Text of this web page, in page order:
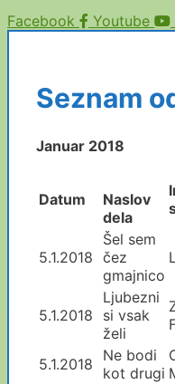
Facebook
Youtube
Seznam
Januar 2018
Datum
Naslov
dela
5.1.2018
Šel sem
čez
gmajnico
5.1.2018
Ljubezni
si vsak
želi
5.1.2018
Ne bodi
kot drugi